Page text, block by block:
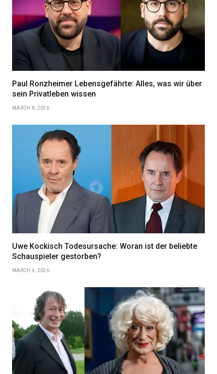
Paul Ronzheimer Lebensgefährte: Alles, was wir über
sein Privatleben wissen
MARCH 8, 2026
Uwe Kockisch Todesursache: Woran ist der beliebte
Schauspieler gestorben?
MARCH 4, 2026